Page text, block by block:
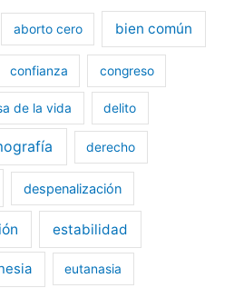
aborto cero bien común
confianza congreso
de la vida delito
derecho
despenalización
estabilidad
eutanasia